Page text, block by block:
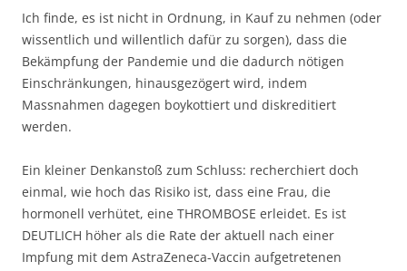
Ich finde, es ist nicht in Ordnung, in Kauf zu nehmen (oder
wissentlich und willentlich dafür zu sorgen), dass die
Bekämpfung der Pandemie und die dadurch nötigen
Einschränkungen, hinausgezögert wird, indem
Massnahmen dagegen boykottiert und diskreditiert
werden.
Ein kleiner Denkanstoß zum Schluss: recherchiert doch
einmal, wie hoch das Risiko ist, dass eine Frau, die
hormonell verhütet, eine THROMBOSE erleidet. Es ist
DEUTLICH höher als die Rate der aktuell nach einer
Impfung mit dem AstraZeneca-Vaccin aufgetretenen